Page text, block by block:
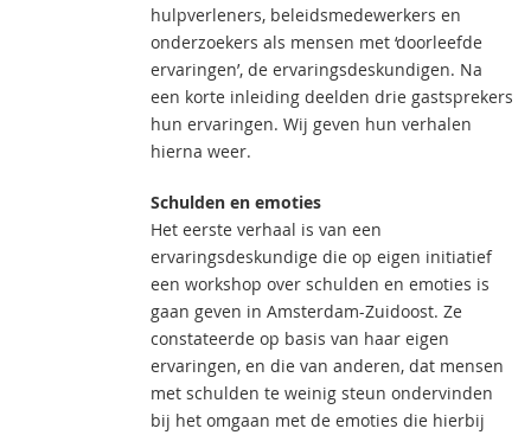
hulpverleners, beleidsmedewerkers en
onderzoekers als mensen met ‘doorleefde
ervaringen’, de ervaringsdeskundigen. Na
een korte inleiding deelden drie gastsprekers
hun ervaringen. Wij geven hun verhalen
hierna weer.
Schulden en emoties
Het eerste verhaal is van een
ervaringsdeskundige die op eigen initiatief
een workshop over schulden en emoties is
gaan geven in Amsterdam-Zuidoost. Ze
constateerde op basis van haar eigen
ervaringen, en die van anderen, dat mensen
met schulden te weinig steun ondervinden
bij het omgaan met de emoties die hierbij